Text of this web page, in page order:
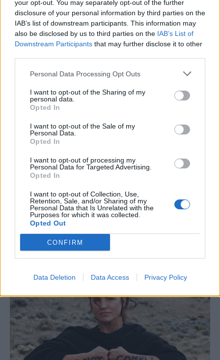
your opt-out. You may separately opt-out of the further
disclosure of your personal information by third parties on the
IAB’s list of downstream participants. This information may
also be disclosed by us to third parties on the IAB’s List of
Downstream Participants that may further disclose it to other
Personal Data Processing Opt Outs
I want to opt-out of the Sharing of my
personal data.
Opted In
I want to opt-out of the Sale of my
Personal Data.
Opted In
I want to opt-out of processing my
Personal Data for Targeted Advertising.
Opted In
I want to opt-out of Collection, Use,
Retention, Sale, and/or Sharing of my
Personal Data that Is Unrelated with the
Purposes for which it was collected.
Opted Out
CONFIRM
Data Deletion Data Access Privacy Policy